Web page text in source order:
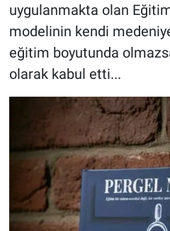
uygulanmakta olan
modelinin kendi
eğitim boyutunda
olarak kabul etti...